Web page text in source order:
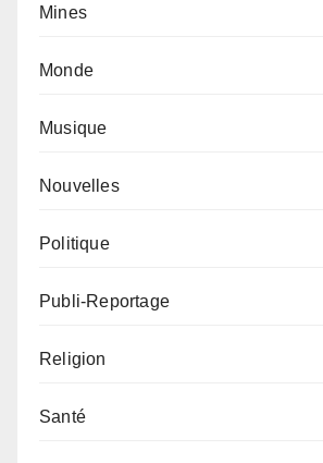
Mines
Monde
Musique
Nouvelles
Politique
Publi-Reportage
Religion
Santé